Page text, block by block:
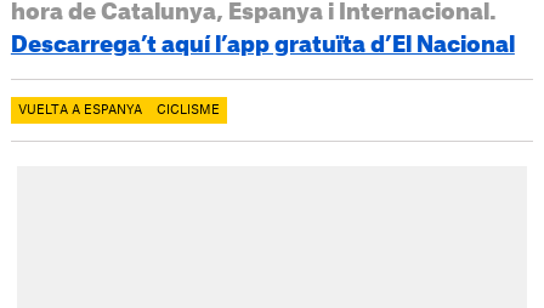
hora de Catalunya, Espanya i Internacional.
Descarrega’t aquí l’app gratuïta d’El Nacional
VUELTA A ESPANYA CICLISME